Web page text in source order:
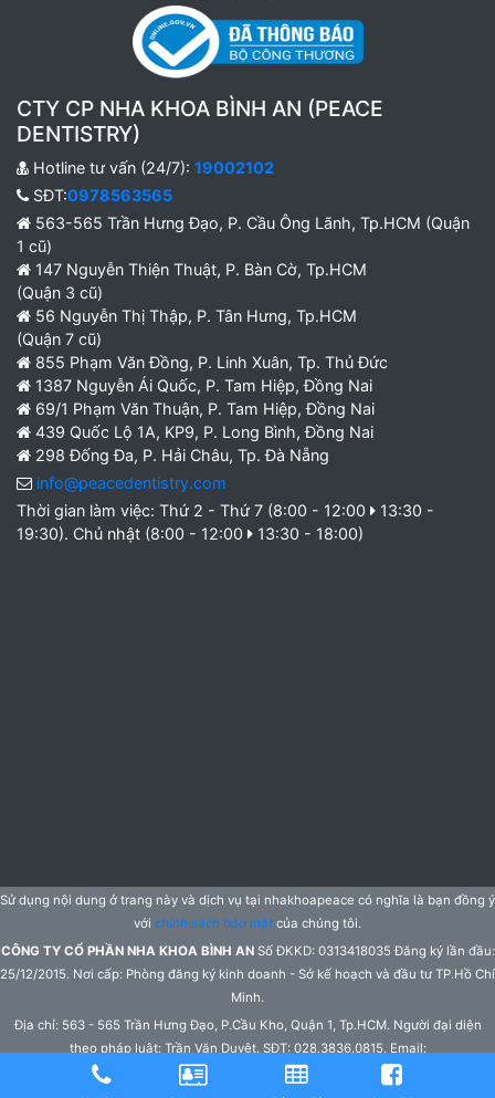
CTY CP NHA KHOA BÌNH AN (PEACE
DENTISTRY)
Hotline tư vấn (24/7): 19002102
SĐT:0978563565
563-565 Trần Hưng Đạo, P. Cầu Ông Lãnh, Tp.HCM (Quận
1 cũ)
147 Nguyễn Thiện Thuật, P. Bàn Cờ, Tp.HCM
(Quận 3 cũ)
56 Nguyễn Thị Thập, P. Tân Hưng, Tp.HCM
(Quận 7 cũ)
855 Phạm Văn Đồng, P. Linh Xuân, Tp. Thủ Đức
1387 Nguyễn Ái Quốc, P. Tam Hiệp, Đồng Nai
69/1 Phạm Văn Thuận, P. Tam Hiệp, Đồng Nai
439 Quốc Lộ 1A, KP9, P. Long Bình, Đồng Nai
298 Đống Đa, P. Hải Châu, Tp. Đà Nẵng
info@peacedentistry.com
Thời gian làm việc: Thứ 2 - Thứ 7 (8:00 - 12:00
13:30 -
19:30). Chủ nhật (8:00 - 12:00
13:30 - 18:00)
Sử dụng nội dung ở trang này và dịch vụ tại nhakhoapeace có nghĩa là bạn đồng ý
với chính sách bảo mật của chúng tôi.
CÔNG TY CỔ PHẦN NHA KHOA BÌNH ANSố ĐKKD: 0313418035 Đăng ký lần đầu:
25/12/2015. Nơi cấp: Phòng đăng ký kinh doanh - Sở kế hoạch và đầu tư TP.Hồ Chí
Minh.
Địa chỉ: 563 - 565 Trần Hưng Đạo, P.Cầu Kho, Quận 1, Tp.HCM. Người đại diện
theo pháp luật: Trần Văn Duyệt. SĐT: 028.3836.0815. Email:
peacedentistry@gmail.com